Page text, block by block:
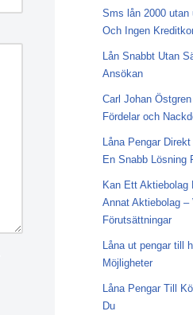
Sms lån 2000 utan
Och Ingen
Lån Snabbt Utan
Ansökan
Carl Johan
Fördelar och
Låna Pengar
En Snabb Lösning
Kan Ett Aktiebolag
Annat Aktiebolag
Förutsättningar
Låna ut pengar till
Möjligheter
Låna Pengar Till
Du